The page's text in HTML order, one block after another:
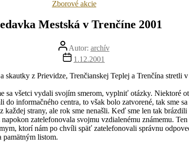
Kategórie
Zborové akcie
Mestská v Trenčíne 2001
Autor
článku
Autor: archív
Dátum
článku
1.12.2001
z Prievidze, Trenčianskej Teplej a Trenčína stretli
sa všetci vydali svojím smerom, vyplniť otázky. Niektoré
informačného centra, to však bolo zatvorené, tak sme
strany, ale rok sme nenašli. Keď sme len tak
zatelefonovala svojmu vzdialenému známemu.
ktorí nám po chvíli späť zatelefonovali správnu
pamätným listom.